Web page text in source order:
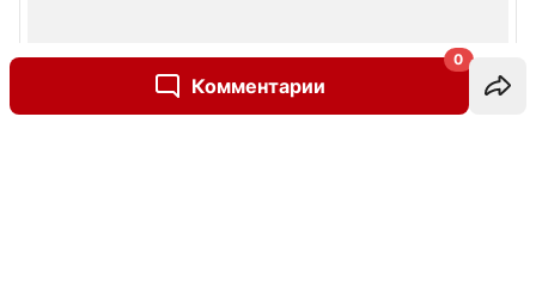
Комментарии
0